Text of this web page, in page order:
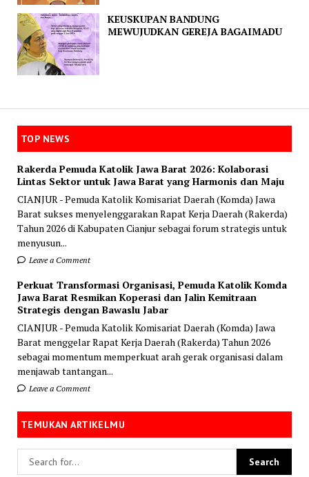
KEUSKUPAN BANDUNG
MEWUJUDKAN GEREJA BAGAIMADU
TOP NEWS
Rakerda Pemuda Katolik Jawa Barat 2026: Kolaborasi
Lintas Sektor untuk Jawa Barat yang Harmonis dan Maju
CIANJUR - Pemuda Katolik Komisariat Daerah (Komda) Jawa
Barat sukses menyelenggarakan Rapat Kerja Daerah (Rakerda)
Tahun 2026 di Kabupaten Cianjur sebagai forum strategis untuk
menyusun...
Leave a Comment
Perkuat Transformasi Organisasi, Pemuda Katolik Komda
Jawa Barat Resmikan Koperasi dan Jalin Kemitraan
Strategis dengan Bawaslu Jabar
CIANJUR - Pemuda Katolik Komisariat Daerah (Komda) Jawa
Barat menggelar Rapat Kerja Daerah (Rakerda) Tahun 2026
sebagai momentum memperkuat arah gerak organisasi dalam
menjawab tantangan...
Leave a Comment
TEMUKAN ARTIKELMU